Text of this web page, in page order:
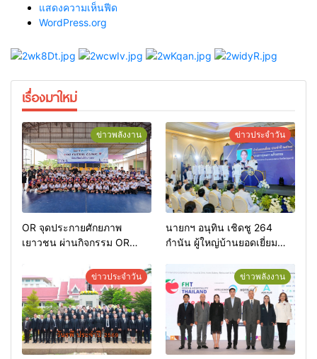
แสดงความเห็นฟีด
WordPress.org
เรื่องมาใหม่
ข่าวพลังงาน
OR จุดประกายศักยภาพ
เยาวชน ผ่านกิจกรรม OR
ข่าวประจำวัน
นายกฯ อนุทิน เชิดชู 264
กำนัน ผู้ใหญ่บ้านยอดเยี่ยม
เกียรติยศแห่งการเสียสละ”
ข่าวประจำวัน ข่าวพลังงาน